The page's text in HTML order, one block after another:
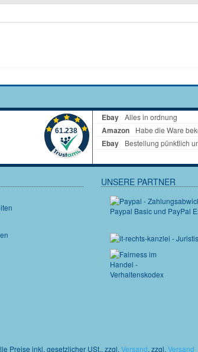
UNSERE PARTNER
Preise inkl. gesetzlicher USt., zzgl. Versand, zzgl. Versand